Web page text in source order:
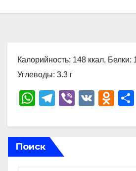
Калорийность: 148 ккал, Белки:
Углеводы: 3.3 г
W
at
s
A
T
e
gr
a
Vi
er
V
O
n
Поиск